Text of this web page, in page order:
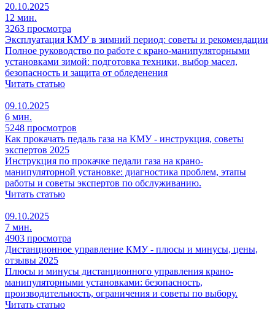
20.10.2025
12 мин.
3263 просмотра
Эксплуатация КМУ в зимний период: советы и рекомендации
Полное руководство по работе с крано-манипуляторными
установками зимой: подготовка техники, выбор масел,
безопасность и защита от обледенения
Читать статью
09.10.2025
6 мин.
5248 просмотров
Как прокачать педаль газа на КМУ - инструкция, советы
экспертов 2025
Инструкция по прокачке педали газа на крано-
манипуляторной установке: диагностика проблем, этапы
работы и советы экспертов по обслуживанию.
Читать статью
09.10.2025
7 мин.
4903 просмотра
Дистанционное управление КМУ - плюсы и минусы, цены,
отзывы 2025
Плюсы и минусы дистанционного управления крано-
манипуляторными установками: безопасность,
производительность, ограничения и советы по выбору.
Читать статью